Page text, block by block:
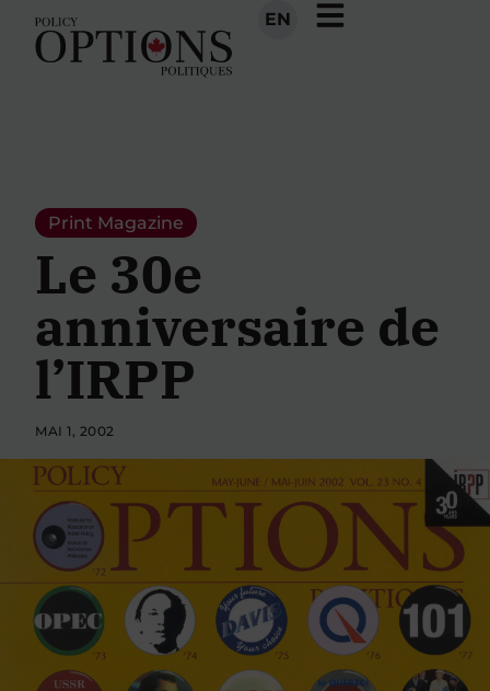
EN
Print Magazine
Le 30e
anniversaire de
l’IRPP
MAI 1, 2002